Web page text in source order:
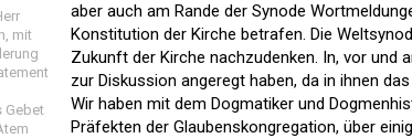
mit
Gebet
aber auch am Rande der Synode
Konstitution der Kirche betrafen. Die
Zukunft der Kirche nachzudenken. In, vor und
zur Diskussion angeregt haben, da in ihnen
Wir haben mit dem Dogmatiker und
Präfekten der Glaubenskongregation, über